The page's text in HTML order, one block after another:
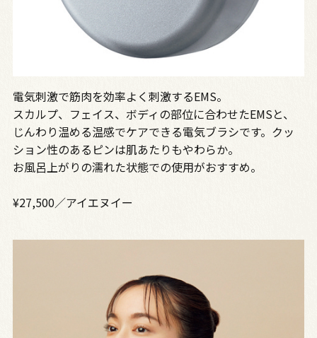
電気刺激で筋肉を効率よく刺激するEMS。
スカルプ、フェイス、ボディの部位に合わせたEMSと、
じんわり温める温感でケアできる電気ブラシです。クッ
ション性のあるピンは肌あたりもやわらか。
お風呂上がりの濡れた状態での使用がおすすめ。
¥27,500／アイエヌイー